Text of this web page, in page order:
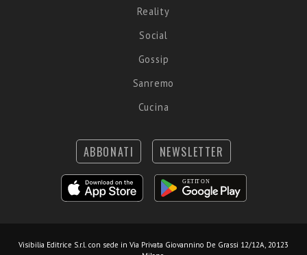
Reality
Social
Gossip
Sanremo
Cucina
ABBONATI NEWSLETTER
Visibilia Editrice S.r.l. con sede in Via Privata Giovannino De Grassi 12/12A, 20123